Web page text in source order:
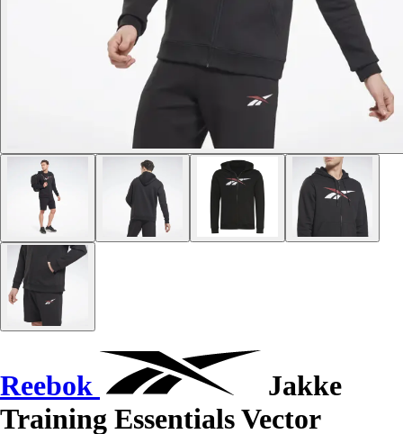
Reebok
Jakke
Training Essentials Vector